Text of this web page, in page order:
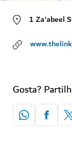
1 Za'abeel
Gosta?